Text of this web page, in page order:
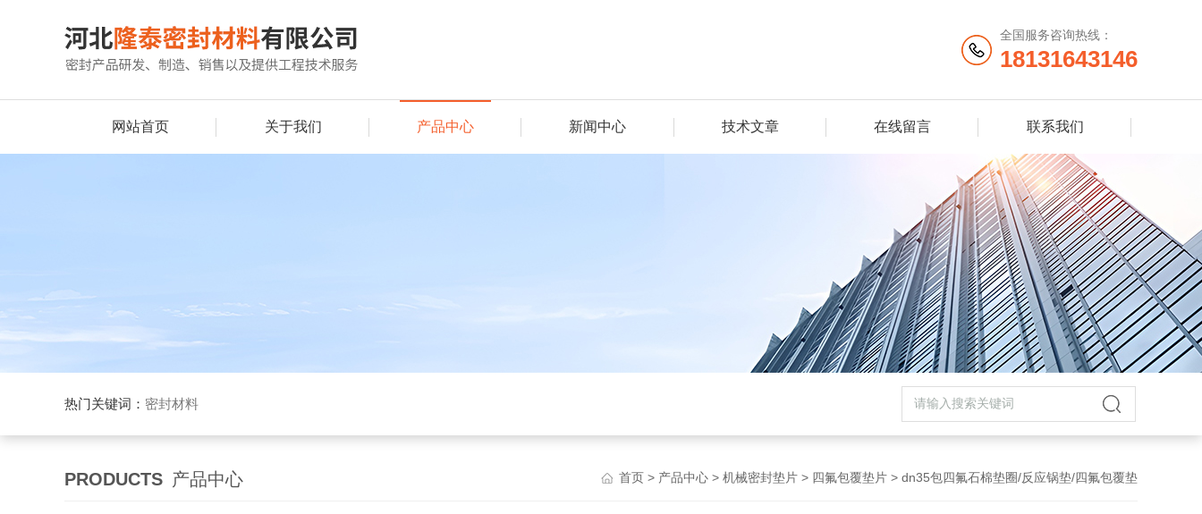
全国服务咨询热线：
18131643146
网站首页 关于我们 产品中心 新闻中心 技术文章 在线留言 联系我们
热门关键词： 密封材料
PRODUCTS 产品中心 首页 > 产品中心 > 机械密封垫片 > 四氟包覆垫片 > dn35包四氟石棉垫圈/反应锅垫/四氟包覆垫